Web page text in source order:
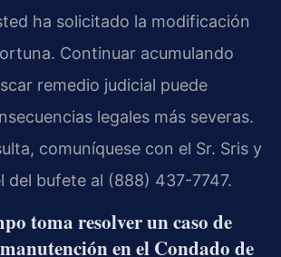
ha solicitado la modificación
Continuar acumulando
remedio judicial puede
legales más severas.
comuníquese con el Sr. Sris y
del bufete al (888) 437-7747.
toma resolver un caso de
en el Condado de